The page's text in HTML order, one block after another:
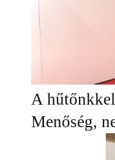
A
Menőség,